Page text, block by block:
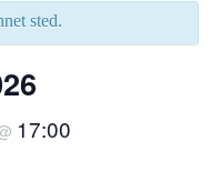
sted.
17:00